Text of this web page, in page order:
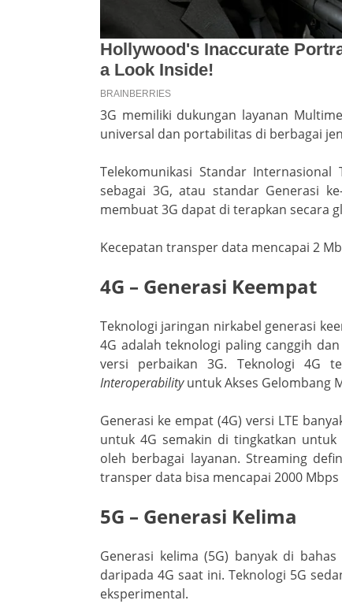
3G memiliki dukungan layanan
universal dan portabilitas di berbagai
Telekomunikasi Standar
sebagai 3G, atau standar Generasi
membuat 3G dapat di terapkan secara
Kecepatan transper data mencapai 2
4G – Generasi Keempat
Teknologi jaringan nirkabel generasi
4G adalah teknologi paling canggih
versi perbaikan 3G. Teknologi 4G
Interoperabilityuntuk Akses Gelombang
Generasi ke empat (4G) versi LTE
untuk 4G semakin di tingkatkan
oleh berbagai layanan. Streaming
transper data bisa mencapai 2000 Mbps
5G – Generasi Kelima
Generasi kelima (5G) banyak di
daripada 4G saat ini. Teknologi 5G
eksperimental.